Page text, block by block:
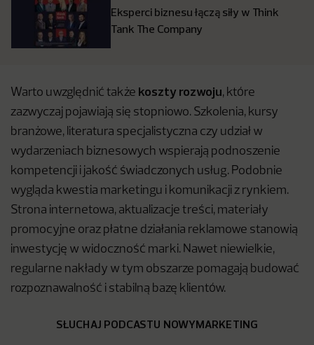
Eksperci biznesu łączą siły w Think
Tank The Company
Warto uwzględnić także koszty rozwoju, które
zazwyczaj pojawiają się stopniowo. Szkolenia, kursy
branżowe, literatura specjalistyczna czy udział w
wydarzeniach biznesowych wspierają podnoszenie
kompetencji i jakość świadczonych usług. Podobnie
wygląda kwestia marketingu i komunikacji z rynkiem.
Strona internetowa, aktualizacje treści, materiały
promocyjne oraz płatne działania reklamowe stanowią
inwestycję w widoczność marki. Nawet niewielkie,
regularne nakłady w tym obszarze pomagają budować
rozpoznawalność i stabilną bazę klientów.
SŁUCHAJ PODCASTU NOWYMARKETING